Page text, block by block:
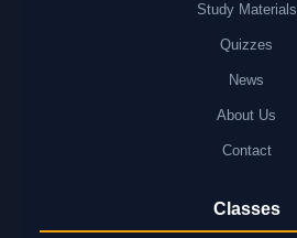
Study Materials
Quizzes
News
About Us
Contact
Classes